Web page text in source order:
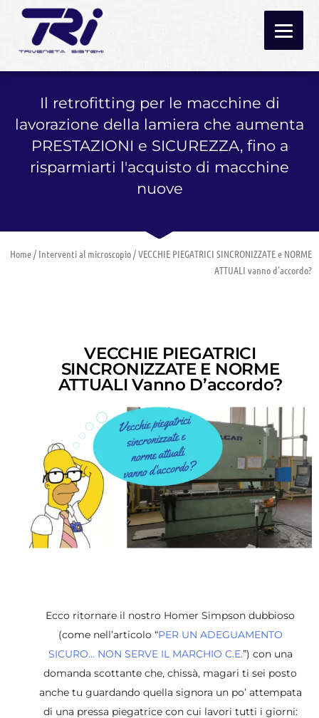
contenuto
Il retrofitting per le macchine di
lavorazione della lamiera che aumenta
PRESTAZIONI e SICUREZZA, fino a
risparmiarti l'acquisto di macchine
nuove
Home/ Interventi al microscopio/ VECCHIE PIEGATRICI SINCRONIZZATE e NORME
ATTUALI vanno d’accordo?
VECCHIE PIEGATRICI
SINCRONIZZATE E NORME
ATTUALI Vanno D’accordo?
Ecco ritornare il nostro Homer Simpson dubbioso
(come nell’articolo “PER UN ADEGUAMENTO
SICURO… NON SERVE IL MARCHIO C.E.”) con una
domanda scottante che, chissà, magari ti sei posto
anche tu guardando quella signora un po’ attempata
di una pressa piegatrice con cui lavori tutti i giorni: